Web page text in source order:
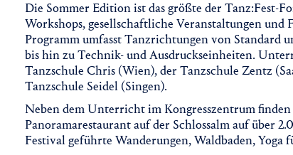
Die Sommer Edition ist das größte der Tanz:Fest-
Workshops, gesellschaftliche Veranstaltungen und
Programm umfasst Tanzrichtungen von Standard
bis hin zu Technik- und Ausdruckseinheiten.
Tanzschule Chris (Wien), der Tanzschule Zentz
Tanzschule Seidel (Singen).
Neben dem Unterricht im Kongresszentrum finden
Panoramarestaurant auf der Schlossalm auf über
Festival geführte Wanderungen, Waldbaden,